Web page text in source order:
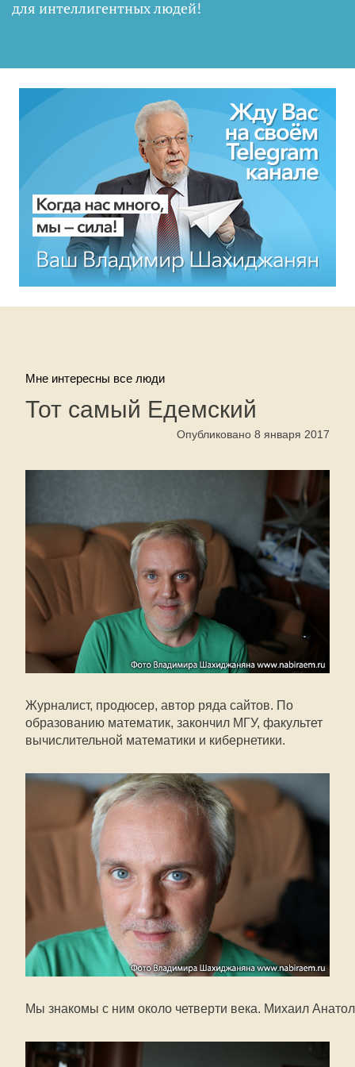
для интеллигентных людей!
Мне интересны все люди
Тот самый Едемский
Опубликовано 8 января 2017
Журналист, продюсер, автор ряда сайтов. По
образованию математик, закончил МГУ, факультет
вычислительной математики и кибернетики.
Мы знакомы с ним около четверти века. Михаил